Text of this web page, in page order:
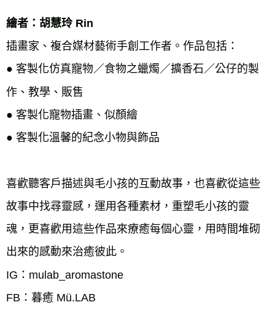
繪者：胡慧玲 Rin
插畫家、複合媒材藝術手創工作者。作品包括：
● 客製化仿真寵物／食物之蠟燭／擴香石／公仔的製
作、教學、販售
● 客製化寵物插畫、似顏繪
● 客製化溫馨的紀念小物與飾品
喜歡聽客戶描述與毛小孩的互動故事，也喜歡從這些
故事中找尋靈感，運用各種素材，重塑毛小孩的靈
魂，更喜歡用這些作品來療癒每個心靈，用時間堆砌
出來的感動來治癒彼此。
IG：mulab_aromastone
FB：暮癒 Mü.LAB